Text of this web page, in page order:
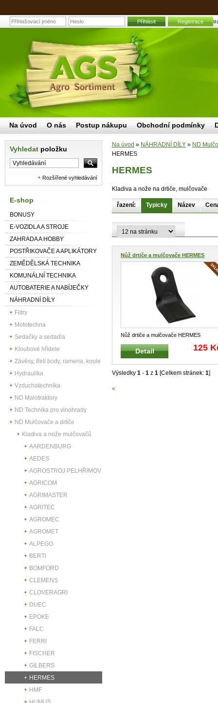
HERMES |
Přihlásit Registrace
Vyhledat položku
Rozšířené vyhledávání
E-shop
BONUSY
E-VOZIDLA A STROJE
ZAHRADA A HOBBY
POSTŘIKOVAČE A APLIKÁTORY
ZEMĚDĚLSKÁ TECHNIKA
KOMUNÁLNÍ TECHNIKA
AUTOBATERIE A NABÍJEČKY
NÁHRADNÍ DÍLY
Filtry
Mototechna
Sedačky a sedadla
Kloubové hřídele
Závěsy, třetí body, ramena, koule
Hydraulika
Vzduchotechnika
ND Malotraktory
ND Technika pro vinohrady
ND Mulčovače a drtiče
Kladiva a nože mulčovačů
AARDENBURG
AEDES
AGROSTROJ PELHŘIMOV
AGRICOM
AGRIMASTER
AGRITEC
AGROMEC
AGROMET
ALPEGO
BERTI
BOMFORD
CLEMENS
CLOVERAGRI
DUEC
EPOKE
FALC
FERRI
FISCHER
GILBERS
HERMES
HMF
Na úvod » NÁHRADNÍ DÍLY » ND
HERMES
HERMES
Kladiva a nože na drtiče, mulčovače
řazení: Typicky Název
Nůž drtiče a mulčovače HERMES
Nůž drtiče a mulčovače HERMES
Hmotnost : 726 g
Detail 125
Výsledky 1 - 1 z 1 [Celkem stránek: 1]
«
Na úvod O nás Postup nákupu Obchodní podmínky